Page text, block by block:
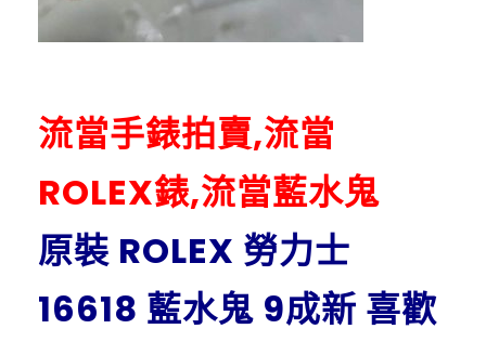
流當手錶拍賣,流當
ROLEX錶,流當藍水鬼
原裝 ROLEX 勞力士
16618 藍水鬼 9成新 喜歡